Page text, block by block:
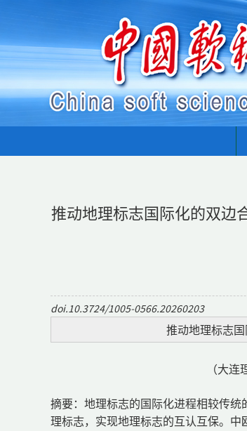
推动地理标志国际化的双边
doi.10.3724/1005-0566.20260203
推动地理标志
（大
摘要：地理标志的国际化进程相较传
理标志，实现地理标志的互认互保。